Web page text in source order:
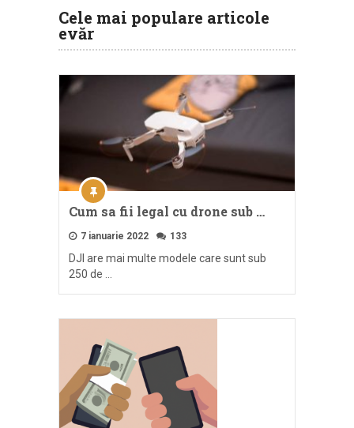
Cele mai populare articole
evăr
Cum sa fii legal cu drone sub …
7 ianuarie 2022 133
DJI are mai multe modele care sunt sub
250 de …